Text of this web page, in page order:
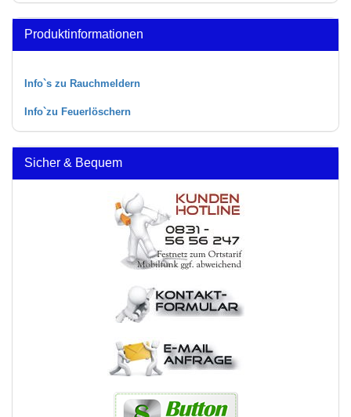
Produktinformationen
Info`s zu Rauchmeldern
Info`zu Feuerlöschern
Sicher & Bequem